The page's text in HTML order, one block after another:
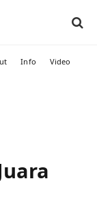
Info Video